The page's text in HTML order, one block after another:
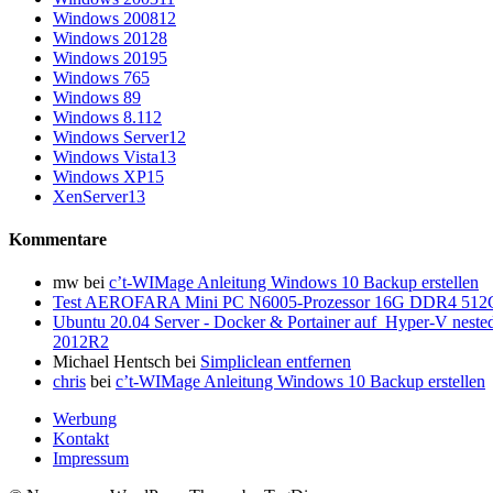
Windows 200812
Windows 20128
Windows 20195
Windows 765
Windows 89
Windows 8.112
Windows Server12
Windows Vista13
Windows XP15
XenServer13
Kommentare
mw bei c’t-WIMage Anleitung Windows 10 Backup erstellen
Test AEROFARA Mini PC N6005-Prozessor 16G DDR4
Ubuntu 20.04 Server - Docker & Portainer auf Hyper-V
2012R2
Michael Hentsch bei Simpliclean entfernen
chris bei c’t-WIMage Anleitung Windows 10 Backup erstellen
Werbung
Kontakt
Impressum